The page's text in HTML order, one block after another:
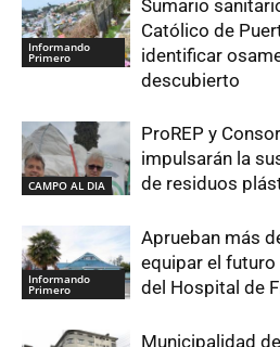
Informando
Primero
Sumario
Católico de
identificar
descubierto
CAMPO AL DIA
ProREP y
impulsarán la
de residuos
Informando
Primero
Aprueban más
equipar el
del Hospital de
Municipalidad